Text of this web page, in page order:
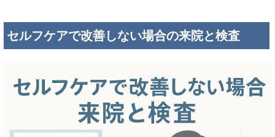
セルフケアで改善しない場合の来院と検査